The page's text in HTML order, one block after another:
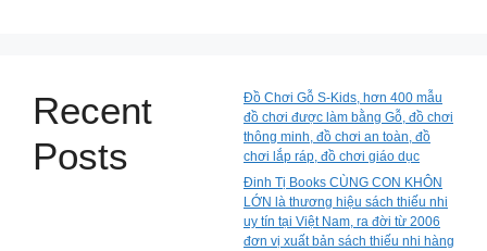
Recent
Posts
Đồ Chơi Gỗ S-Kids, hơn 400 mẫu
đồ chơi được làm bằng Gỗ, đồ chơi
thông minh, đồ chơi an toàn, đồ
chơi lắp ráp, đồ chơi giáo dục
Đinh Tị Books CÙNG CON KHÔN
LỚN là thương hiệu sách thiếu nhi
uy tín tại Việt Nam, ra đời từ 2006
đơn vị xuất bản sách thiếu nhi hàng